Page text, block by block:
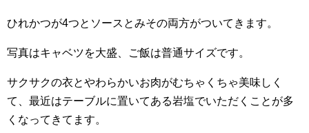
ひれかつが4つとソースとみその両方がついてきます。
写真はキャベツを大盛、ご飯は普通サイズです。
サクサクの衣とやわらかいお肉がむちゃくちゃ美味しく
て、最近はテーブルに置いてある岩塩でいただくことが多
くなってきてます。